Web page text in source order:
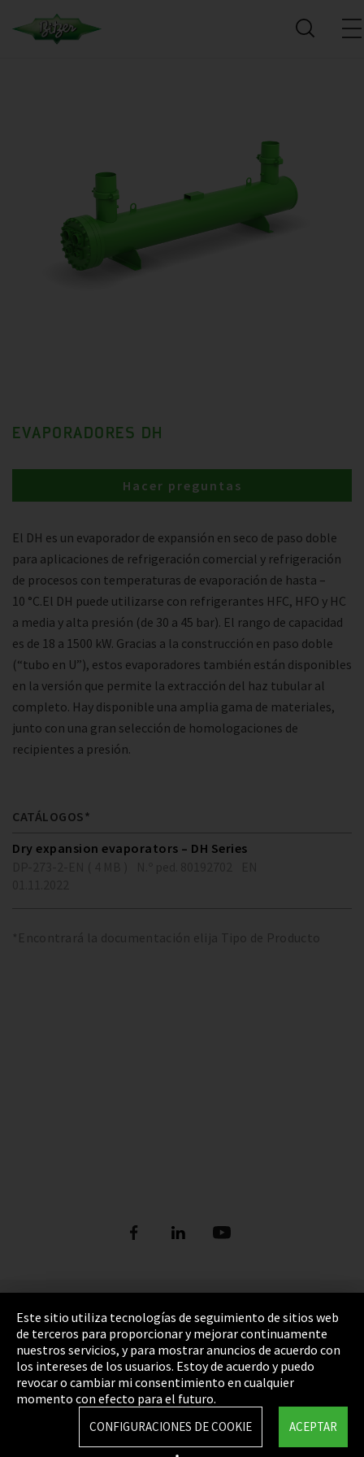
EVAPORADORES DH
El DH es un evaporador de expansión en seco de paso doble
para aplicaciones de refrigeración comercial y refrigeración
de procesos con temperaturas de evaporación de hasta –
10 °C.El DH puede utilizarse con refrigerantes HFC, HFO y HC
a media y alta presión (de 30 a 45 bar). El rango de capacidad
es de 18 a 1500 kW. Gracias a la construcción en paso doble
(“tubo en U”), estos evaporadores también están disponibles
en la versión que permite la extracción del haz tubular al
completo. Hay disponible una amplia gama de materiales,
junto con una gran selección de homologaciones de
recipientes a presión.
Hacer preguntas
CATÁLOGOS*
Dry expansion evaporators – DH Series
*Encontrará la documentación elija Tipo de Producto
Pie de imprenta
Política de privacidad
Cookie Settings
Términos y Condiciones
Mapa del sitio
Integrity Line
Este sitio utiliza tecnologías de seguimiento de sitios web
de terceros para proporcionar y mejorar continuamente
nuestros servicios, y para mostrar anuncios de acuerdo con
los intereses de los usuarios. Estoy de acuerdo y puedo
revocar o cambiar mi consentimiento en cualquier
momento con efecto para el futuro.
ACEPTAR
CONFIGURACIONES DE COOKIE